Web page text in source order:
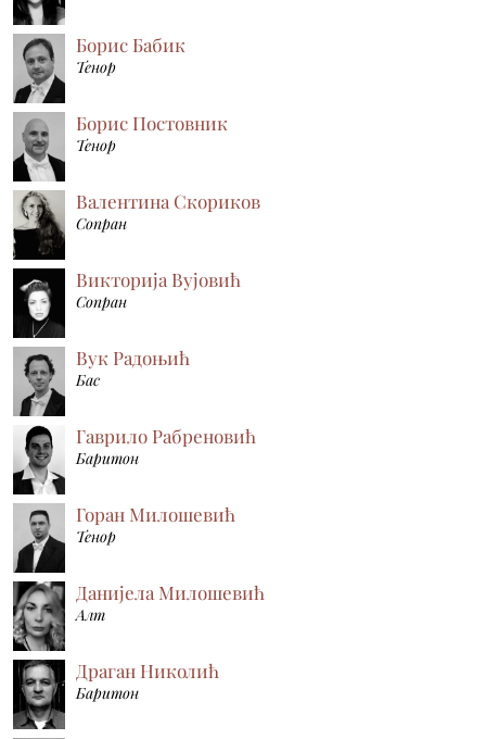
Борис Бабик
Тенор
Борис Постовник
Тенор
Валентина Скориков
Сопран
Викторија Вујовић
Сопран
Вук Радоњић
Бас
Гаврило Рабреновић
Баритон
Горан Милошевић
Тенор
Данијела Милошевић
Алт
Драган Николић
Баритон